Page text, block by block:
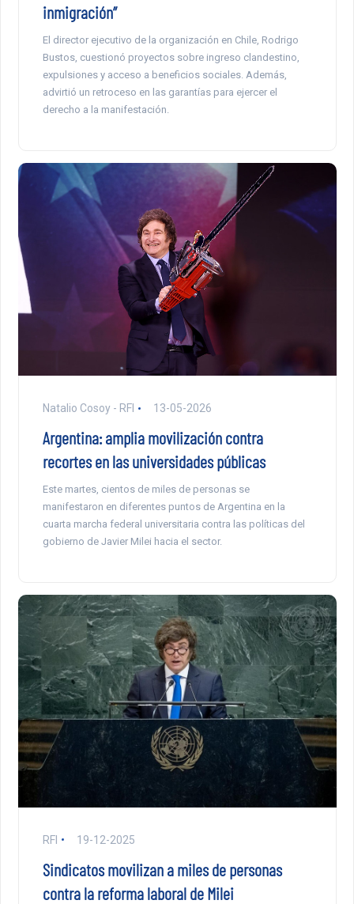
inmigración”
El director ejecutivo de la organización en Chile, Rodrigo
Bustos, cuestionó proyectos sobre ingreso clandestino,
expulsiones y acceso a beneficios sociales. Además,
advirtió un retroceso en las garantías para ejercer el
derecho a la manifestación.
Natalio Cosoy - RFI 13-05-2026
Argentina: amplia movilización contra
recortes en las universidades públicas
Este martes, cientos de miles de personas se
manifestaron en diferentes puntos de Argentina en la
cuarta marcha federal universitaria contra las políticas del
gobierno de Javier Milei hacia el sector.
RFI 19-12-2025
Sindicatos movilizan a miles de personas
contra la reforma laboral de Milei